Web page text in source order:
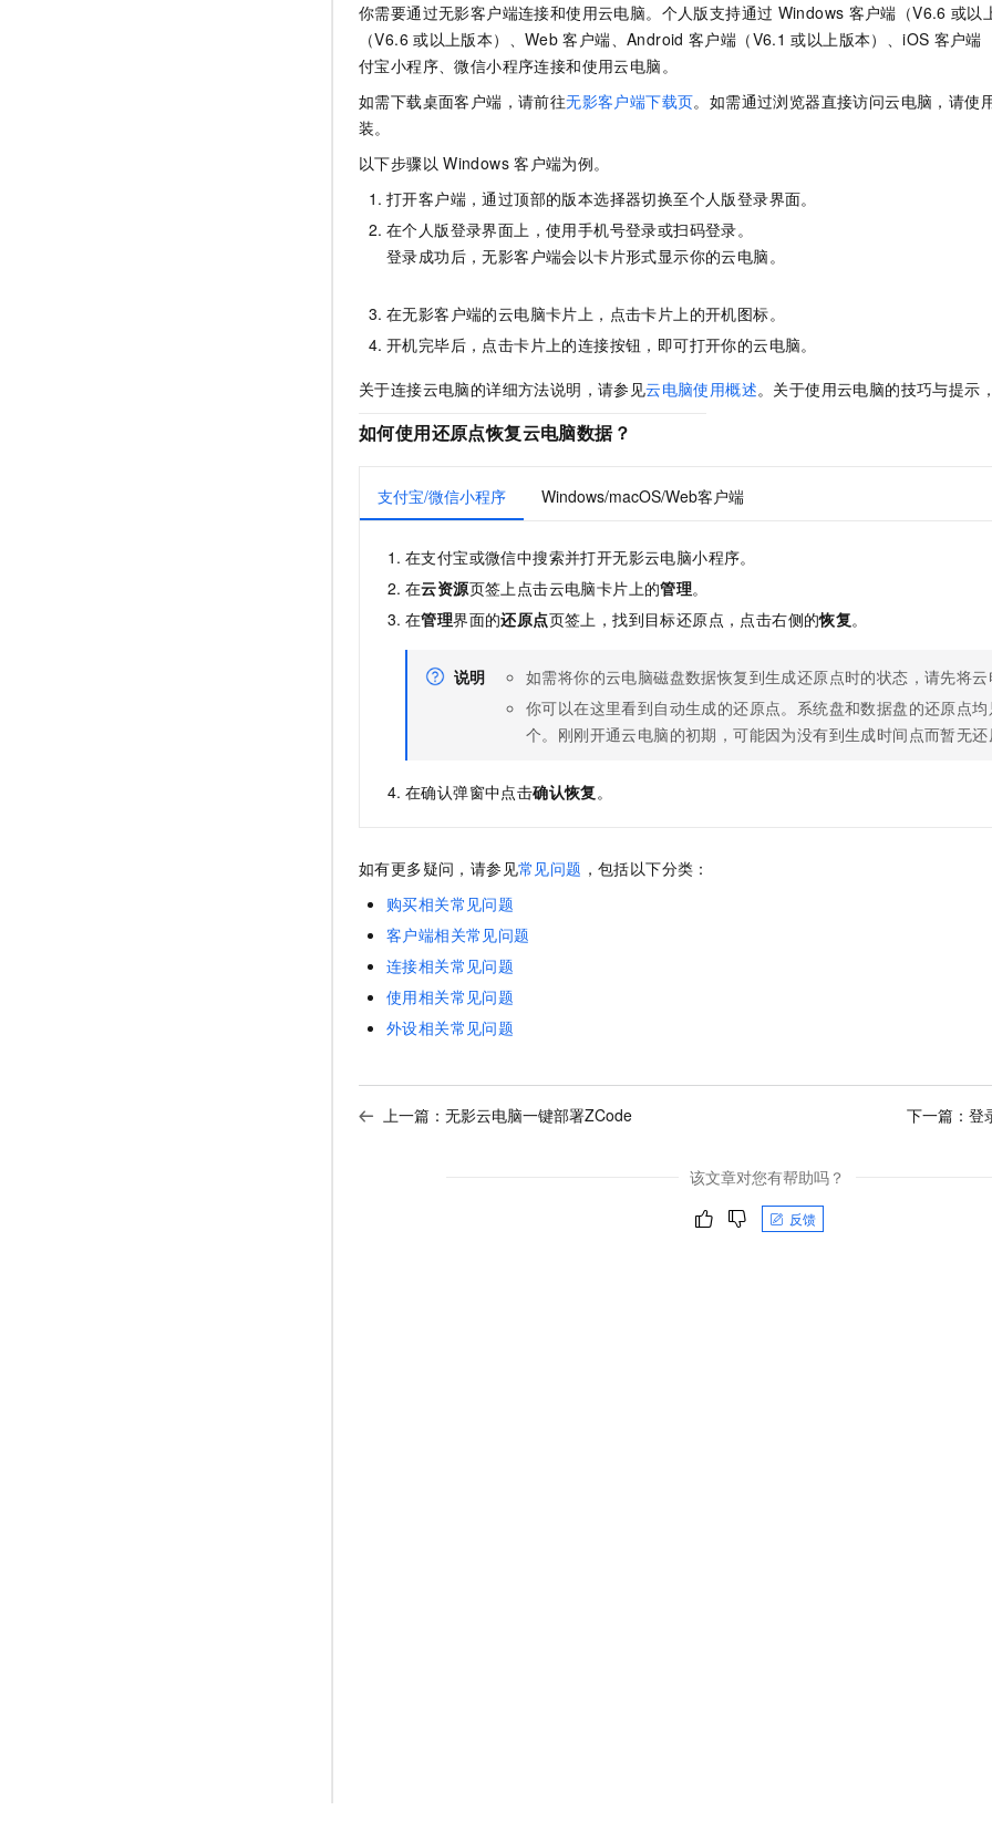
你需要通过无影客户端连接和使用云电脑。 个人版支持通过 Windows 客户端 （V6.6 或以
（V6.6 或以上版本）、 Web 客户端、 Android 客户端 （V6.1 或以上版本）、iOS 客户端
付宝小程序、微信小程序连接和使用云电脑。
如需下载桌面客户端，请前往无影客户端下载页。如需通过浏览器直接访问云电脑，请使
装。
以下步骤以 Windows 客户端为例。
打开客户端，通过顶部的版本选择器切换至个人版登录界面。
在个人版登录界面上，使用手机号登录或扫码登录。
登录成功后，无影客户端会以卡片形式显示你的云电脑。
在无影客户端的云电脑卡片上，点击卡片上的开机图标。
开机完毕后，点击卡片上的连接按钮，即可打开你的云电脑。
关于连接云电脑的详细方法说明，请参见云电脑使用概述。关于使用云电脑的技巧与提示
如何使用还原点恢复云电脑数据？
支付宝/微信小程序 Windows/macOS/Web客户端
在支付宝或微信中搜索并打开无影云电脑小程序。
在云资源页签上点击云电脑卡片上的管理。
在管理界面的还原点页签上，找到目标还原点，点击右侧的恢复。
说明
如需将你的云电脑磁盘数据恢复到生成还原点时的状态，请先将
你可以在这里看到自动生成的还原点。系统盘和数据盘的还原点
个。刚刚开通云电脑的初期，可能因为没有到生成时间点而暂无
在确认弹窗中点击确认恢复。
如有更多疑问，请参见常见问题 ，包括以下分类：
购买相关常见问题
客户端相关常见问题
连接相关常见问题
使用相关常见问题
外设相关常见问题
上一篇： 无影云电脑一键部署ZCode 下一篇： 登
该文章对您有帮助吗？
反馈